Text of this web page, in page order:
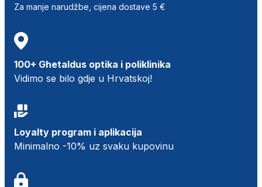
Za manje narudžbe, cijena dostave 5 €
100+ Ghetaldus optika i poliklinika
Vidimo se bilo gdje u Hrvatskoj!
Loyalty program i aplikacija
Minimalno -10% uz svaku kupovinu